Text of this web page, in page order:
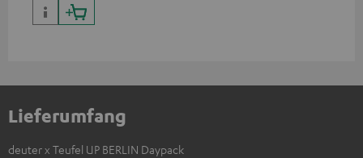
Lieferumfang
deuter x Teufel UP BERLIN Daypack